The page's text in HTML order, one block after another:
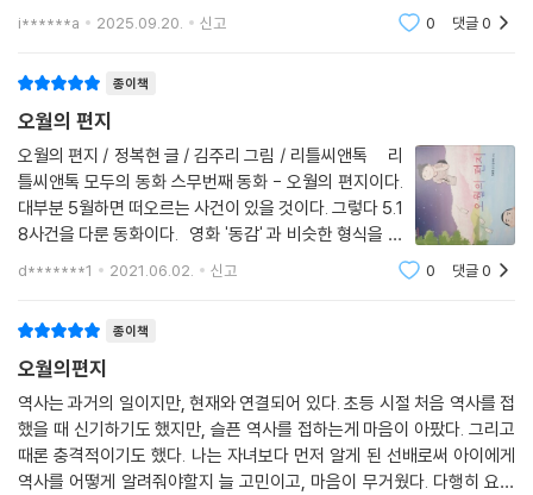
주의 가족이 그랬고, 무진이의 할머니도 그랬다. 시간이 모든 걸 지울 수 없
심 담긴 사과를 할 때까지 함께 비판해야 한다. 그래서 무진이와 용주가 주
고받은 5.18민주화운동 이야기가 이 책을 통해 또 다른 이들에게 널리 전
해질 수 있었으면 좋겠다. 마치 풍향슈퍼 할아버지가 쥐어 준 기묘한 우표
처럼 말이다.
용수의 동생 용주가 편지를 받게 되고 무진이는 용주와 편지를 주고 받으
i******a 2025.09.20. 신고 0 댓글0
종이책
오월의 편지
오월의 편지 / 정복현 글 / 김주리 그림 / 리틀씨앤톡 리
틀씨앤톡 모두의 동화 스무번째 동화 - 오월의 편지이다.
대부분 5월하면 떠오르는 사건이 있을 것이다. 그렇다 5.1
8사건을 다룬 동화이다. 영화 '동감' 과 비슷한 형식을 빌
어서 시대와 공간을 초월하며 편지를 주고 받으며 이야기
d*******1 2021.06.02. 신고 0 댓글0
종이책
오월의편지
역사는 과거의 일이지만, 현재와 연결되어 있다. 초등 시절 처음 역사를 접
했을 때 신기하기도 했지만, 슬픈 역사를 접하는게 마음이 아팠다. 그리고
때론 충격적이기도 했다. 나는 자녀보다 먼저 알게 된 선배로써 아이에게
역사를 어떻게 알려줘야할지 늘 고민이고, 마음이 무거웠다. 다행히 요즘